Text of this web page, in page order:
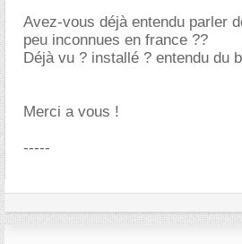
Avez-vous déjà entendu parler
peu inconnues en france ??
Déjà vu ? installé ? entendu du
Merci a vous !
-----